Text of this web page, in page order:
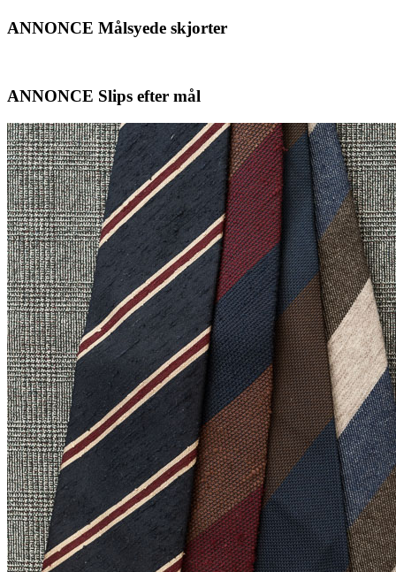
ANNONCE Målsyede skjorter
ANNONCE Slips efter mål